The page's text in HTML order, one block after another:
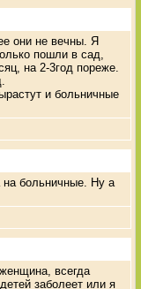
они не вечны. Я
пошли в сад,
на 2-3год пореже.
и больничные
на больничные. Ну а
всегда
заболеет или я